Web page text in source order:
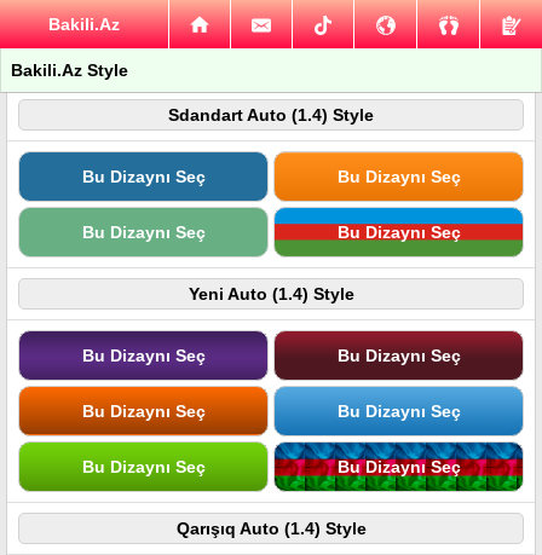
Bakili.Az
Bakili.Az Style
Sdandart Auto (1.4) Style
Bu Dizaynı Seç Bu Dizaynı Seç
Bu Dizaynı Seç Bu Dizaynı Seç
Yeni Auto (1.4) Style
Bu Dizaynı Seç Bu Dizaynı Seç
Bu Dizaynı Seç Bu Dizaynı Seç
Bu Dizaynı Seç Bu Dizaynı Seç
Qarışıq Auto (1.4) Style